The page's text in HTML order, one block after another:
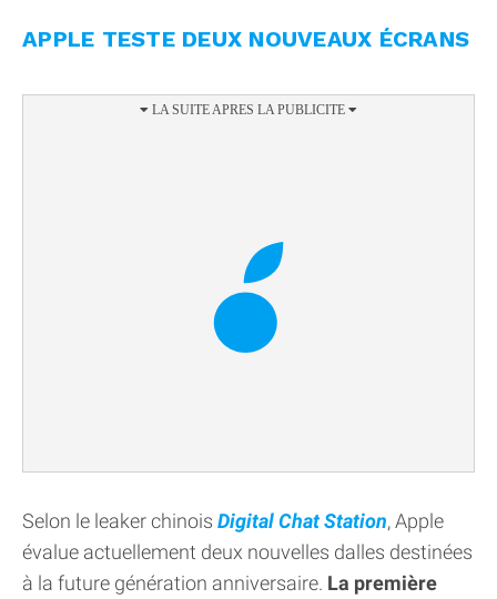
APPLE TESTE DEUX NOUVEAUX ÉCRANS
Selon le leaker chinois Digital Chat Station, Apple
évalue actuellement deux nouvelles dalles destinées
à la future génération anniversaire. La première